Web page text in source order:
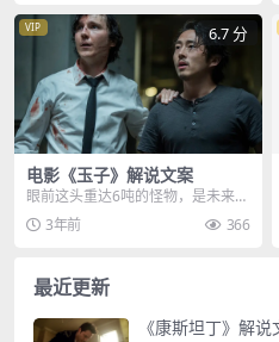
VIP 6.7 分
电影《玉子》解说文案
眼前这头重达6吨的怪物，是未来餐
桌上的美味佳肴，口感Q弹鲜美，
营养价值极高，只是...
3年前 366
最近更新
《康斯坦丁》解说